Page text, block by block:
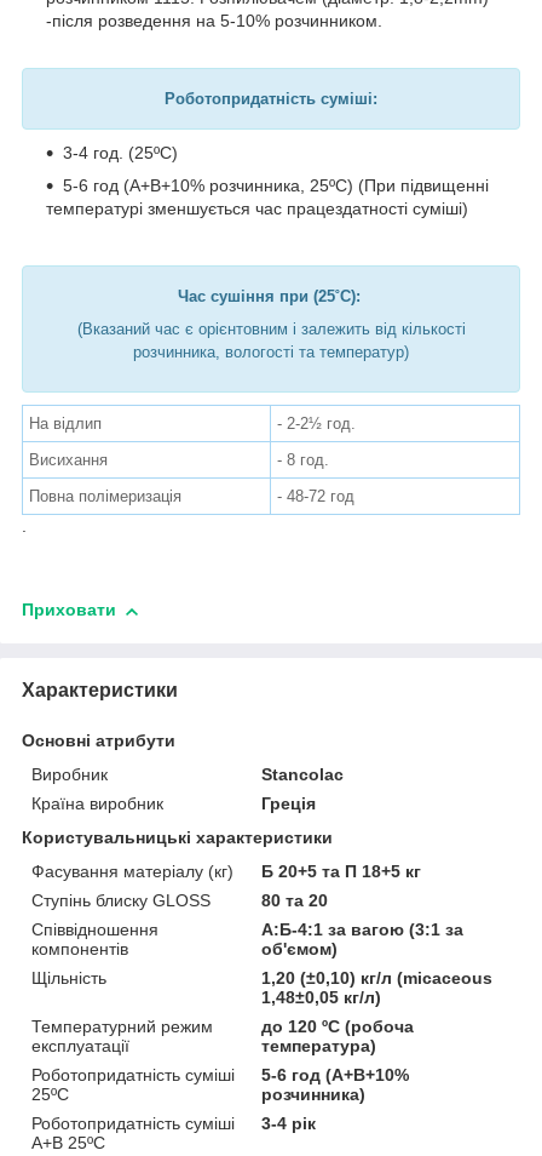
-після розведення на 5-10% розчинником.
Роботопридатність суміші:
3-4 год. (25ºC)
5-6 год (A+B+10% розчинника, 25ºC) (При підвищенні
температурі зменшується час працездатності суміші)
Час сушіння при (25˚C):
(Вказаний час є орієнтовним і залежить від кількості
розчинника, вологості та температур)
На відлип
- 2-2½ год.
Висихання
- 8 год.
Повна полімеризація
- 48-72 год
.
Приховати
Характеристики
Основні атрибути
Виробник
Stancolac
Країна виробник
Греція
Користувальницькі характеристики
Фасування матеріалу (кг)
Б 20+5 та П 18+5 кг
Ступінь блиску GLOSS
80 та 20
Співвідношення
компонентів
A:Б-4:1 за вагою (3:1 за
об'ємом)
Щільність
1,20 (±0,10) кг/л (micaceous
1,48±0,05 кг/л)
Температурний режим
експлуатації
до 120 ºC (робоча
температура)
Роботопридатність суміші
25ºC
5-6 год (A+B+10%
розчинника)
Роботопридатність суміші
A+B 25ºC
3-4 рік